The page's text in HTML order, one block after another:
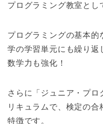
プログラミング教室とし
プログラミングの基本的
学の学習単元にも繰り返
数学力も強化！
さらに「ジュニア・プロ
リキュラムで、検定の合
特徴です。